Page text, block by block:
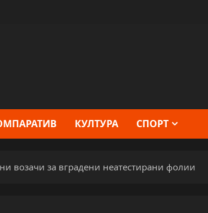
КУЛТУРА СПОРТ
возачи за вградени неатестирани фолии